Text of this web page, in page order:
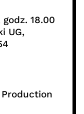
18.00
UG,